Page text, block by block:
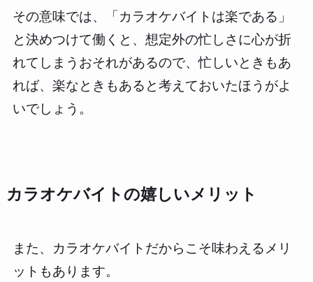
その意味では、「カラオケバイトは楽である」
と決めつけて働くと、想定外の忙しさに心が折
れてしまうおそれがあるので、忙しいときもあ
れば、楽なときもあると考えておいたほうがよ
いでしょう。
カラオケバイトの嬉しいメリット
また、カラオケバイトだからこそ味わえるメリ
ットもあります。